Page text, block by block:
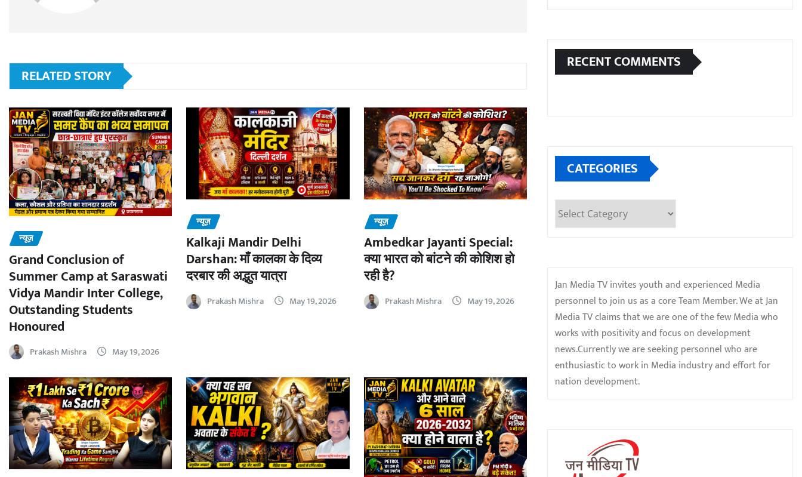
RELATED STORY
न्यूज़
Grand Conclusion of
Summer Camp at Saraswati
Vidya Mandir Inter College,
Outstanding Students
Honoured
Prakash Mishra May 19, 2026
न्यूज़
Kalkaji Mandir Delhi
Darshan: माँ कालका के दिव्य
दरबार की अद्भुत यात्रा
Prakash Mishra May 19, 2026
न्यूज़
Ambedkar Jayanti Special:
क्या भारत को बांटने की कोशिश हो
रही है?
Prakash Mishra May 19, 2026
RECENT COMMENTS
CATEGORIES
Categories
Jan Media TV invites youth and experienced Media
personnel to join us as a core Team Member. We at Jan
Media TV claims that we are one of the few Media who
works with positivity and focus on development
news.Currently we are seeking personnel who are
enthusiastic to work in Media industry and effort for
nation development.